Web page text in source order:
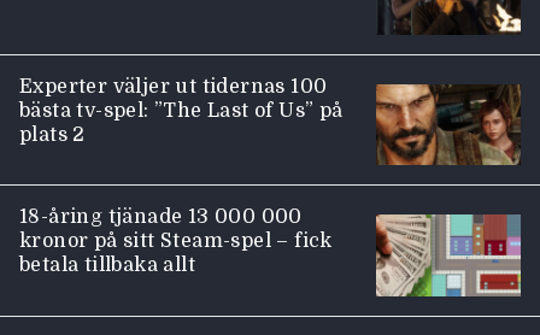
Experter väljer ut tidernas 100
bästa tv-spel: ”The Last of Us” på
plats 2
18-åring tjänade 13 000 000
kronor på sitt Steam-spel – fick
betala tillbaka allt